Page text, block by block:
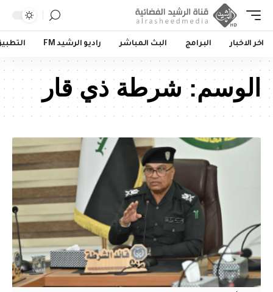
اخر الاخبار البرامج البث المباشر راديو الرشيد FM
الوسم: شرطة ذي قار